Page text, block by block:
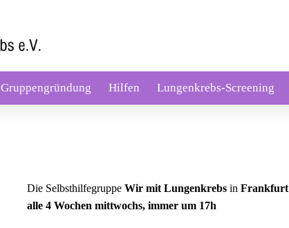
Gruppengründung Hilfen Lungenkrebs-Screening
Die SelbsthilfegruppeWir mit Lungenkrebs inFrankfurt
alle 4 Wochen mittwochs, immer um 17h